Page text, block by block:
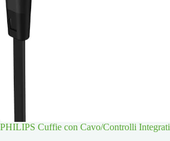
PHILIPS Cuffie con Cavo/Controlli Integrati